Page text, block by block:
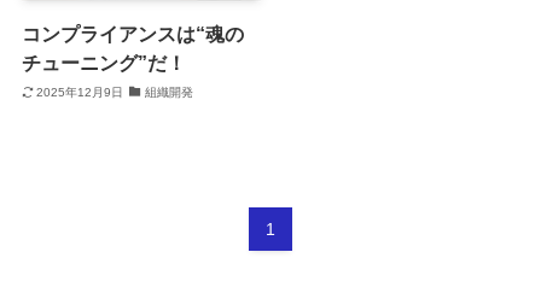
コンプライアンスは“魂の
チューニング”だ！
2025年12月9日 組織開発
1